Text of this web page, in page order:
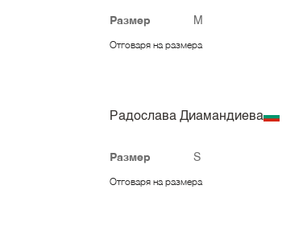
Размер M
Отговаря на размера
Радослава Диамандиева
Размер S
Отговаря на размера